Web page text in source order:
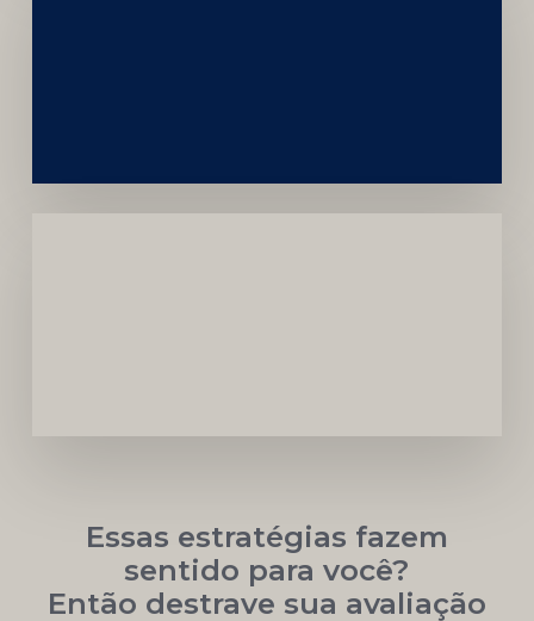
Essas estratégias fazem
sentido para você?
Então destrave sua avaliação